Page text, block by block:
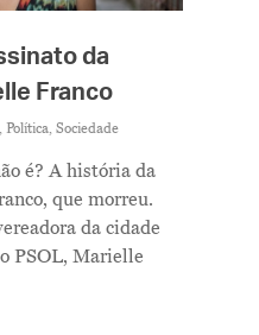
da
Franco
,Política ,Sociedade
é? A história da
que morreu.
da cidade
PSOL, Marielle